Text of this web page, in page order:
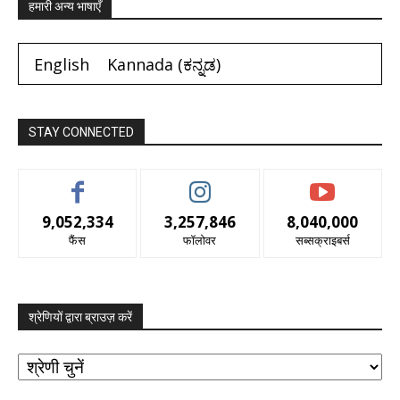
हमारी अन्य भाषाएँ
English Kannada (ಕನ್ನಡ)
STAY CONNECTED
9,052,334
फैंस
3,257,846
फॉलोवर
8,040,000
सब्सक्राइबर्स
श्रेणियों द्वारा ब्राउज़ करें
श्रेणियों
द्वारा
ब्राउज़